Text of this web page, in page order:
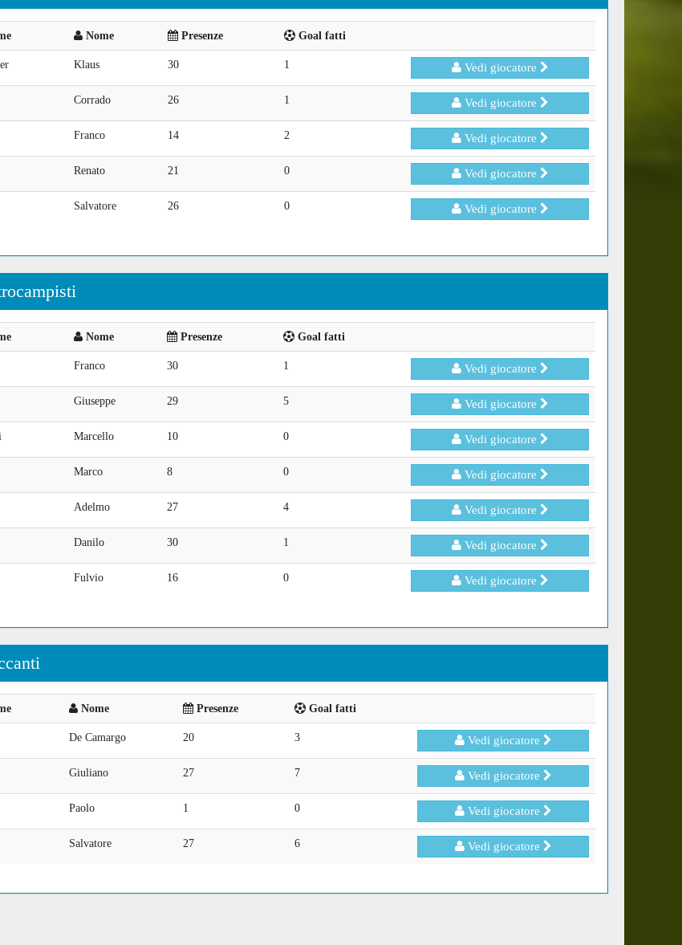
Nome Presenze Goal fatti
Klaus 30 1 Vedi giocatore
Corrado 26 1 Vedi giocatore
Franco 14 2 Vedi giocatore
Renato 21 0 Vedi giocatore
Salvatore 26 0 Vedi giocatore
Nome Presenze Goal fatti
Franco 30 1 Vedi giocatore
Giuseppe 29 5 Vedi giocatore
Marcello 10 0 Vedi giocatore
Marco 8 0 Vedi giocatore
Adelmo 27 4 Vedi giocatore
Danilo 30 1 Vedi giocatore
Fulvio 16 0 Vedi giocatore
Nome Presenze Goal fatti
De Camargo 20 3 Vedi giocatore
Giuliano 27 7 Vedi giocatore
Paolo 1 0 Vedi giocatore
Salvatore 27 6 Vedi giocatore